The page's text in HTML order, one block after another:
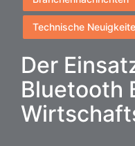
in
Technische
Der
Bluetooth